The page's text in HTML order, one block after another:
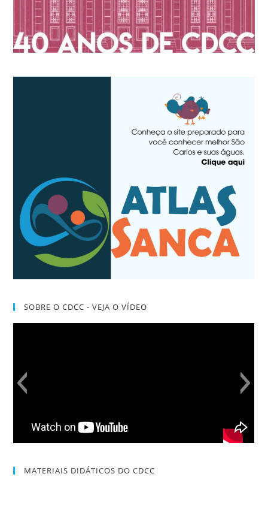
SOBRE O CDCC - VEJA O VÍDEO
MATERIAIS DIDÁTICOS DO CDCC